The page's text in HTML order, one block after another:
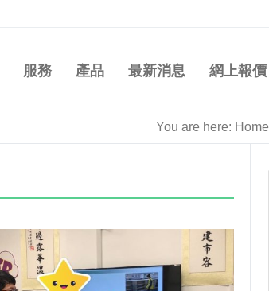
服務 產品 最新消息 網上報價
You are here: Home